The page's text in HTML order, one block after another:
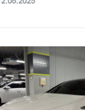
12.06.2025